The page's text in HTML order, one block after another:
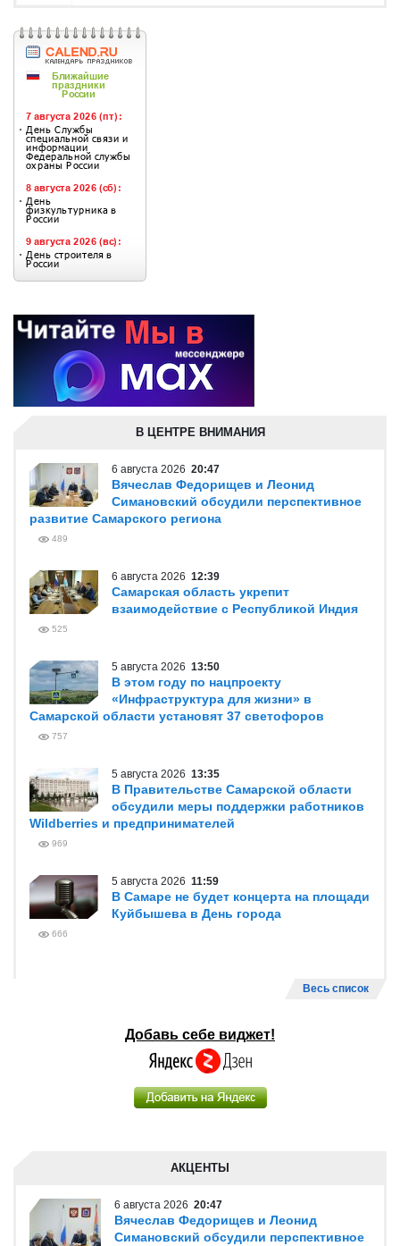
В ЦЕНТРЕ ВНИМАНИЯ
6 августа 2026 20:47
Вячеслав Федорищев и Леонид
Симановский обсудили перспективное
развитие Самарского региона
489
6 августа 2026 12:39
Самарская область укрепит
взаимодействие с Республикой Индия
525
5 августа 2026 13:50
В этом году по нацпроекту
«Инфраструктура для жизни» в
Самарской области установят 37 светофоров
757
5 августа 2026 13:35
В Правительстве Самарской области
обсудили меры поддержки работников
Wildberries и предпринимателей
969
5 августа 2026 11:59
В Самаре не будет концерта на площади
Куйбышева в День города
666
Весь список
Добавь себе виджет!
АКЦЕНТЫ
6 августа 2026 20:47
Вячеслав Федорищев и Леонид
Симановский обсудили перспективное